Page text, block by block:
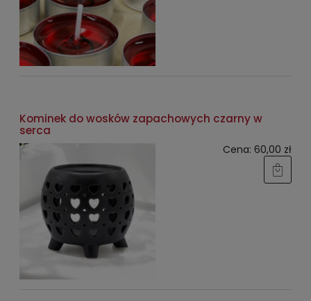
Kominek do wosków zapachowych czarny w
serca
Cena: 60,00 zł